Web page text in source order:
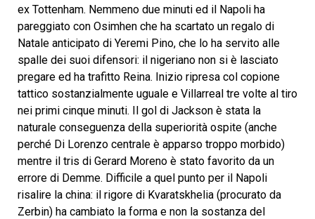
ex Tottenham. Nemmeno due minuti ed il Napoli ha
pareggiato con Osimhen che ha scartato un regalo di
Natale anticipato di Yeremi Pino, che lo ha servito alle
spalle dei suoi difensori: il nigeriano non si è lasciato
pregare ed ha trafitto Reina. Inizio ripresa col copione
tattico sostanzialmente uguale e Villarreal tre volte al tiro
nei primi cinque minuti. Il gol di Jackson è stata la
naturale conseguenza della superiorità ospite (anche
perché Di Lorenzo centrale è apparso troppo morbido)
mentre il tris di Gerard Moreno è stato favorito da un
errore di Demme. Difficile a quel punto per il Napoli
risalire la china: il rigore di Kvaratskhelia (procurato da
Zerbin) ha cambiato la forma e non la sostanza del